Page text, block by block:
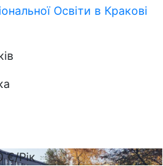
Освіти в Кракові
€/Рік